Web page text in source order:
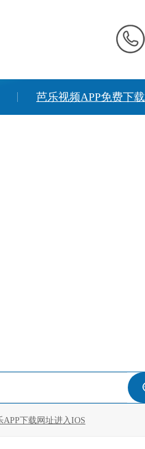
芭乐视频APP免费下载
下载网址进入IOS